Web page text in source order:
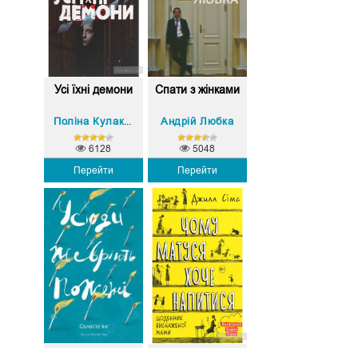
Усі їхні демони
Перейти
6128
Спати з жінками
Андрій Любка
Перейти
5048